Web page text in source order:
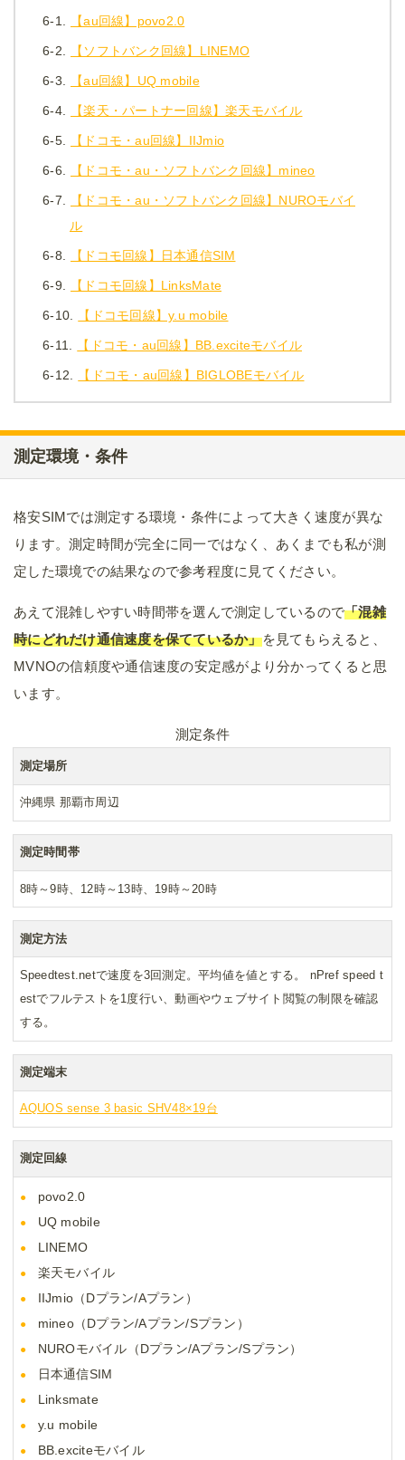
6-1. 【au回線】povo2.0
6-2. 【ソフトバンク回線】LINEMO
6-3. 【au回線】UQ mobile
6-4. 【楽天・パートナー回線】楽天モバイル
6-5. 【ドコモ・au回線】IIJmio
6-6. 【ドコモ・au・ソフトバンク回線】mineo
6-7.
【ドコモ・au・ソフトバンク回線】NUROモバイ
ル
6-8. 【ドコモ回線】日本通信SIM
6-9. 【ドコモ回線】LinksMate
6-10. 【ドコモ回線】y.u mobile
6-11. 【ドコモ・au回線】BB.exciteモバイル
6-12. 【ドコモ・au回線】BIGLOBEモバイル
測定環境・条件
格安SIMでは測定する環境・条件によって大きく速度が異な
ります。測定時間が完全に同一ではなく、あくまでも私が測
定した環境での結果なので参考程度に見てください。
あえて混雑しやすい時間帯を選んで測定しているので「混雑
時にどれだけ通信速度を保てているか」を見てもらえると、
MVNOの信頼度や通信速度の安定感がより分かってくると思
います。
測定条件
測定場所
沖縄県 那覇市周辺
測定時間帯
8時～9時、12時～13時、19時～20時
測定方法
Speedtest.netで速度を3回測定。平均値を値とする。 nPref speed t
estでフルテストを1度行い、動画やウェブサイト閲覧の制限を確認
する。
測定端末
AQUOS sense 3 basic SHV48×19台
測定回線
povo2.0
UQ mobile
LINEMO
楽天モバイル
IIJmio（Dプラン/Aプラン）
mineo（Dプラン/Aプラン/Sプラン）
NUROモバイル（Dプラン/Aプラン/Sプラン）
日本通信SIM
Linksmate
y.u mobile
BB.exciteモバイル